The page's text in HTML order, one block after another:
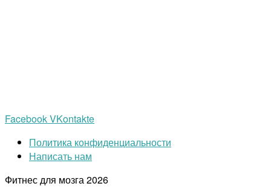
FacebookVKontakte
Политика конфиденциальности
Написать нам
Фитнес для мозга2026